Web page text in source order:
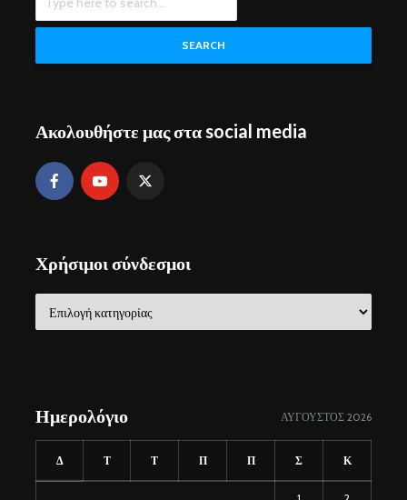
SEARCH
Ακολουθήστε μας στα social media
Χρήσιμοι σύνδεσμοι
σύνδεσμοι
Ημερολόγιο ΑΎΓΟΥΣΤΟΣ 2026
Δ Τ Τ Π Π Σ Κ